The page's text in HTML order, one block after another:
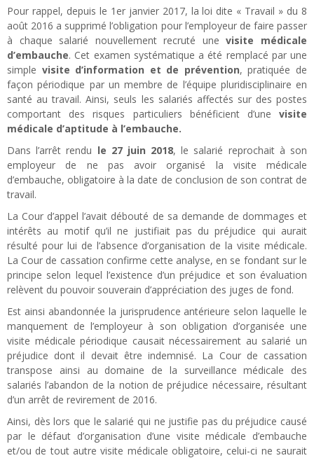
Pour rappel, depuis le 1er janvier 2017, la loi dite « Travail » du 8
août 2016 a supprimé l’obligation pour l’employeur de faire passer
à chaque salarié nouvellement recruté unevisite médicale
d’embauche. Cet examen systématique a été remplacé par une
simple visite d’information et de prévention, pratiquée de
façon périodique par un membre de l’équipe pluridisciplinaire en
santé au travail. Ainsi, seuls les salariés affectés sur des postes
comportant des risques particuliers bénéficient d’une visite
médicale d’aptitude à l’embauche.
Dans l’arrêt rendu le 27 juin 2018, le salarié reprochait à son
employeur de ne pas avoir organisé la visite médicale
d’embauche, obligatoire à la date de conclusion de son contrat de
travail.
La Cour d’appel l’avait débouté de sa demande de dommages et
intérêts au motif qu’il ne justifiait pas du préjudice qui aurait
résulté pour lui de l’absence d’organisation de la visite médicale.
La Cour de cassation confirme cette analyse, en se fondant sur le
principe selon lequel l’existence d’un préjudice et son évaluation
relèvent du pouvoir souverain d’appréciation des juges de fond.
Est ainsi abandonnée la jurisprudence antérieure selon laquelle le
manquement de l’employeur à son obligation d’organisée une
visite médicale périodique causait nécessairement au salarié un
préjudice dont il devait être indemnisé. La Cour de cassation
transpose ainsi au domaine de la surveillance médicale des
salariés l’abandon de la notion de préjudice nécessaire, résultant
d’un arrêt de revirement de 2016.
Ainsi, dès lors que le salarié qui ne justifie pas du préjudice causé
par le défaut d’organisation d’une visite médicale d’embauche
et/ou de tout autre visite médicale obligatoire, celui-ci ne saurait